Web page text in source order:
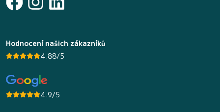
Hodnocení našich zákazníků
4.88/5
4.9/5